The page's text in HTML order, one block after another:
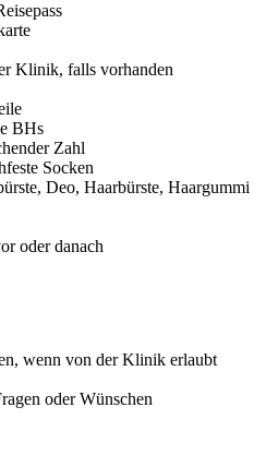
Klinik, falls vorhanden
BHs
Zahl
Socken
Deo, Haarbürste, Haargummi
oder danach
wenn von der Klinik erlaubt
oder Wünschen